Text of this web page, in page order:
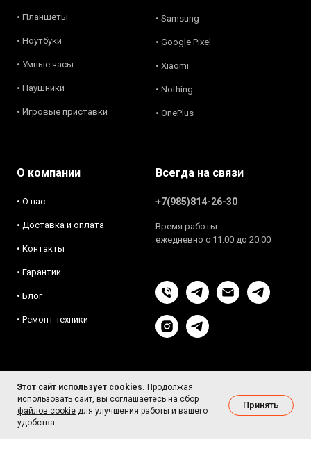
Этот сайт использует cookies. Продолжая
использовать сайт, вы соглашаетесь на сбор
файлов cookie для улучшения работы и вашего
удобства.
Принять
• Планшеты
• Ноутбуки
• Умные часы
• Наушники
• Игровые приставки
• Samsung
• Google Pixel
• Xiaomi
• Nothing
• OnePlus
О компании
• О нас
• Доставка и оплата
• Контакты
• Гарантии
• Блог
• Ремонт техники
Всегда на связи
+7(985)814-26-30
Время работы:
ежедневно с 11:00 до 20:00
Цены и характеристики товаров на сайте носят ознакомительный
характер и не являются публичной офертой (ст. 437 ГК РФ).
Актуальную информацию уточняйте у менеджеров.